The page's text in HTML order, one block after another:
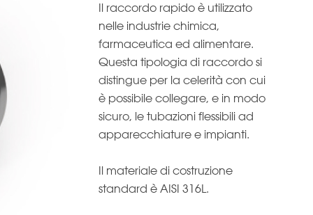
Il raccordo rapido è utilizzato
nelle industrie chimica,
farmaceutica ed alimentare.
Questa tipologia di raccordo si
distingue per la celerità con cui
è possibile collegare, e in modo
sicuro, le tubazioni flessibili ad
apparecchiature e impianti.
Il materiale di costruzione
standard è AISI 316L.